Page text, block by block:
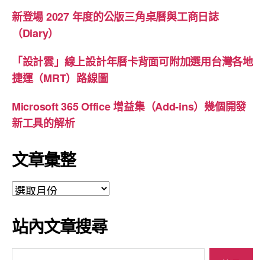
新登場 2027 年度的公版三角桌曆與工商日誌
（Diary）
「設計雲」線上設計年曆卡背面可附加選用台灣各地
捷運（MRT）路線圖
Microsoft 365 Office 增益集（Add-ins）幾個開發
新工具的解析
文章彙整
文
彙
整
站內文章搜尋